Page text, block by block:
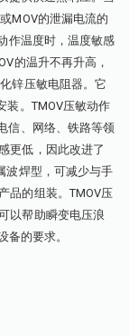
MOV的泄漏电流的
作温度时，温度敏感
的温升不再升高，
锌压敏电阻器。它
装。TMOV压敏动作
信、网络、铁路等领
更低，因此改进了
波焊型，可减少与手
品的组装。TMOV压
以帮助瞬变电压浪
备的要求。